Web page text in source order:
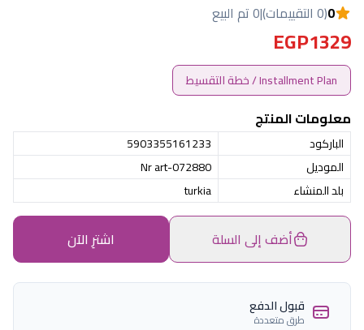
0(0 التقييمات) |0 تم البيع
EGP1329
Installment Plan / خطة التقسيط
معلومات المنتج
الباركود
5903355161233
الموديل
Nr art-072880
بلد المنشاء
turkia
أضف إلى السلة اشترِ الآن
قبول الدفع
طرق متعددة